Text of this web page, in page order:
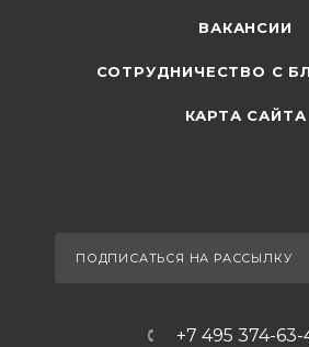
ВАКАНСИИ
СОТРУДНИЧЕСТВО С
КАРТА САЙТА
ПОДПИСАТЬСЯ НА РАССЫЛКУ
+7 495 374-63-